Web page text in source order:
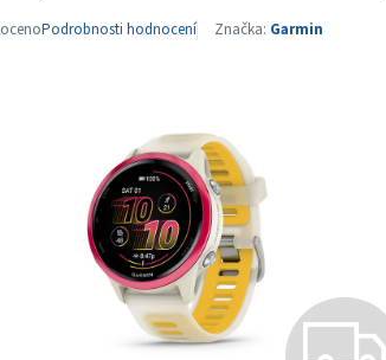
Podrobnosti hodnocení Značka: Garmin